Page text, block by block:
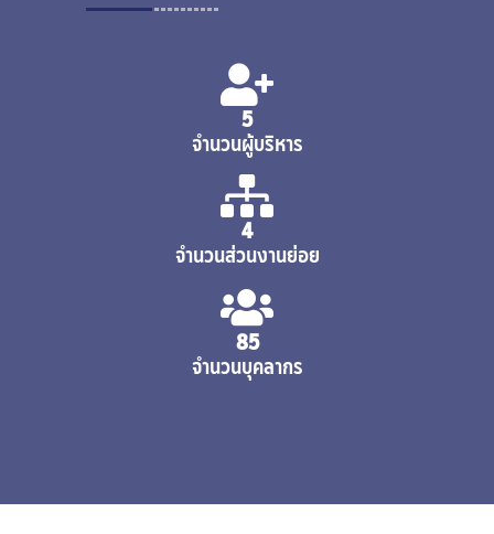
นางสาวจีราภรณ์ ธรรมมาลัย
ตำแหน่ง หัวหน้างานบริหารและธุรการ
ตำแหน่ง หัวหน้างานยานพาหนะ การจราจร และ
5
จำนวนผู้บริหาร
4
จำนวนส่วนงานย่อย
85
จำนวนบุคลากร